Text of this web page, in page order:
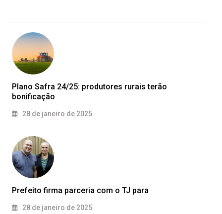
Plano Safra 24/25: produtores rurais terão
bonificação
28 de janeiro de 2025
Prefeito firma parceria com o TJ para
28 de janeiro de 2025